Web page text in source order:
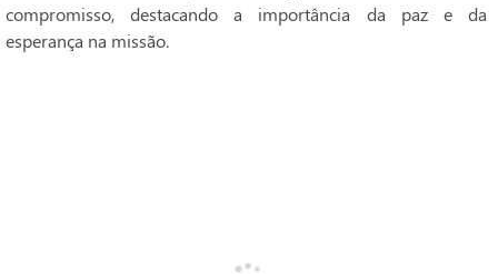
compromisso, destacando a importância da paz e da
esperança na missão.